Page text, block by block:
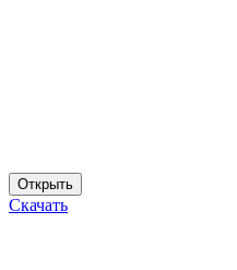
Открыть
Скачать